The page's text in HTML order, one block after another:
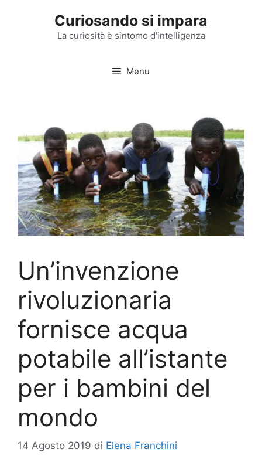
Curiosando si impara
La curiosità è sintomo d'intelligenza
Menu
Un’invenzione
rivoluzionaria
fornisce acqua
potabile all’istante
per i bambini del
mondo
14 Agosto 2019 di Elena Franchini